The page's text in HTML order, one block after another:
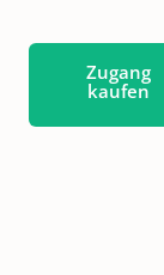
Zugang
kaufen